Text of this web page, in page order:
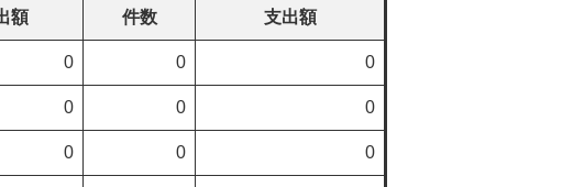
額 件数 支出額
0 0 0
0 0 0
0 0 0